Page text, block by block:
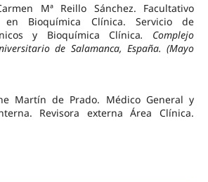
Mª Reillo Sánchez. Facultativo
en Bioquímica Clínica. Servicio de
y Bioquímica Clínica. Complejo
de Salamanca, España. (Mayo
Martín de Prado. Médico General y
Revisora externa Área Clínica.